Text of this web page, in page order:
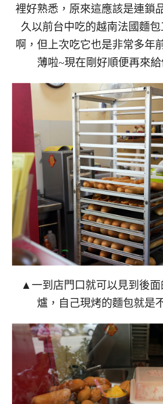
裡好熟悉，原來這應該是連鎖
久以前台中吃的越南法國麵
啊，但上次吃它也是非常多年
薄啦~現在剛好順便再來
▲一到店門口就可以見到後
爐，自己現烤的麵包就是